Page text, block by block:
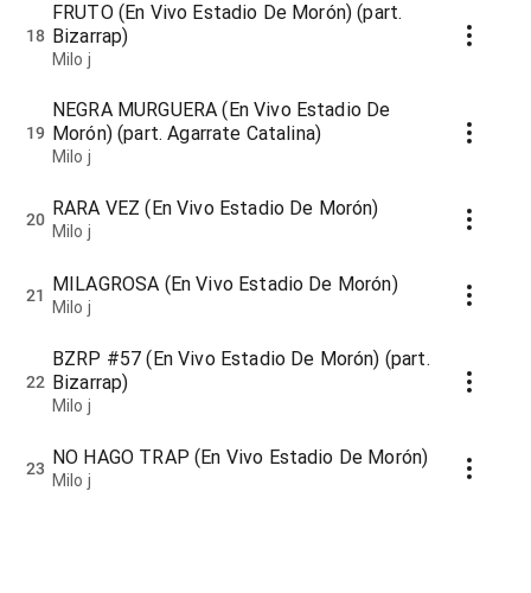
18
FRUTO (En Vivo Estadio De Morón) (part.
Bizarrap)
Milo j
19
NEGRA MURGUERA (En Vivo Estadio De
Morón) (part. Agarrate Catalina)
Milo j
20 RARA VEZ (En Vivo Estadio De Morón)
Milo j
21 MILAGROSA (En Vivo Estadio De Morón)
Milo j
22
BZRP #57 (En Vivo Estadio De Morón) (part.
Bizarrap)
Milo j
23 NO HAGO TRAP (En Vivo Estadio De Morón)
Milo j